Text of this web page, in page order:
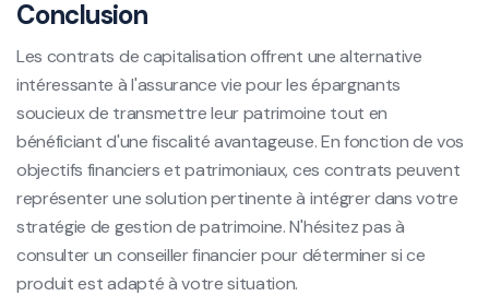
Conclusion
Les contrats de capitalisation offrent une alternative
intéressante à l'assurance vie pour les épargnants
soucieux de transmettre leur patrimoine tout en
bénéficiant d'une fiscalité avantageuse. En fonction de vos
objectifs financiers et patrimoniaux, ces contrats peuvent
représenter une solution pertinente à intégrer dans votre
stratégie de gestion de patrimoine. N'hésitez pas à
consulter un conseiller financier pour déterminer si ce
produit est adapté à votre situation.